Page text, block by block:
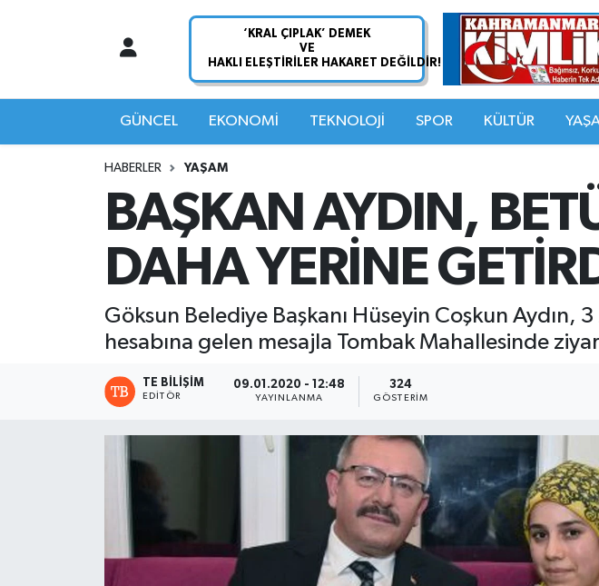
GÜNCEL EKONOMİ TEKNOLOJİ SPOR KÜLTÜR
HABERLER YAŞAM
BAŞKAN AYDIN,
DAHA YERİNE
Göksun Belediye Başkanı Hüseyin Coşkun Aydın,
hesabına gelen mesajla Tombak Mahallesinde
TE BILIŞIM
EDITÖR
09.01.2020 - 12:48
YAYINLANMA
324
GÖSTERIM
Hava Durumu
Namaz Vakitleri
Trafik Durumu
Süper Lig Puan Durumu ve Fikstür
Son Dakika Haberleri
Haber Arşivi